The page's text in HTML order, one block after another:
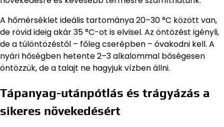
A hőmérséklet ideális tartománya 20–30 °C között van,
de rövid ideig akár 35 °C-ot is elvisel. Az öntözést igényli,
de a túlöntözéstől – főleg cserépben – óvakodni kell. A
nyári hőségben hetente 2–3 alkalommal bőségesen
öntözzük, de a talajt ne hagyjuk vízben állni.
Tápanyag-utánpótlás és trágyázás a
sikeres növekedésért